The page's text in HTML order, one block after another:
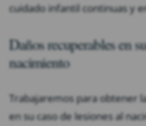
cuidado infantil continuas y
Daños recuperables en
nacimiento
Trabajaremos para obtener
en su caso de lesiones al